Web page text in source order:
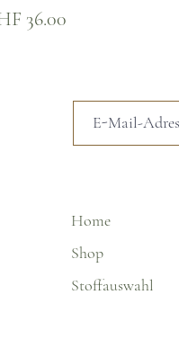
36.00
Home
Shop
Stoffauswahl